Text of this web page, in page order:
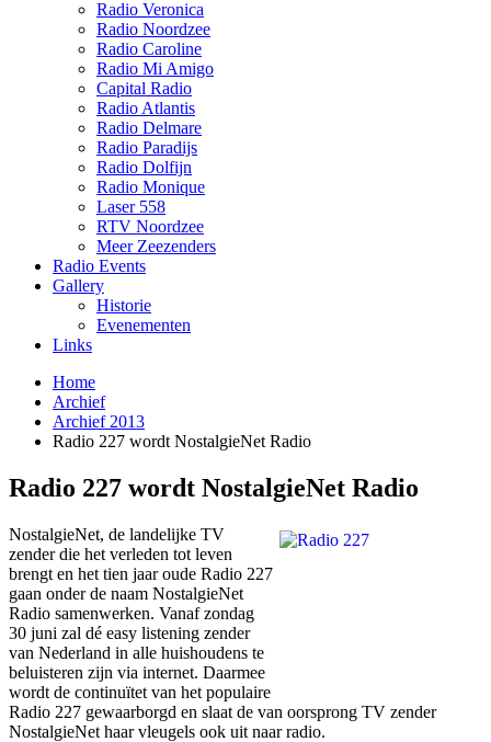
Radio Veronica
Radio Noordzee
Radio Caroline
Radio Mi Amigo
Capital Radio
Radio Atlantis
Radio Delmare
Radio Paradijs
Radio Dolfijn
Radio Monique
Laser 558
RTV Noordzee
Meer Zeezenders
Radio Events
Gallery
Historie
Evenementen
Links
Home
Archief
Archief 2013
Radio 227 wordt NostalgieNet Radio
Radio 227 wordt NostalgieNet Radio
NostalgieNet, de landelijke TV
zender die het verleden tot leven
brengt en het tien jaar oude Radio 227
gaan onder de naam NostalgieNet
Radio samenwerken. Vanaf zondag
30 juni zal dé easy listening zender
van Nederland in alle huishoudens te
beluisteren zijn via internet. Daarmee
wordt de continuïtet van het populaire
Radio 227 gewaarborgd en slaat de van oorsprong TV zender
NostalgieNet haar vleugels ook uit naar radio.